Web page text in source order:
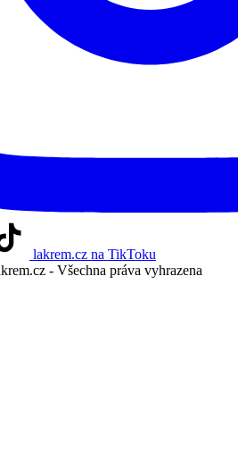
lakrem.cz na TikToku
- Všechna práva vyhrazena